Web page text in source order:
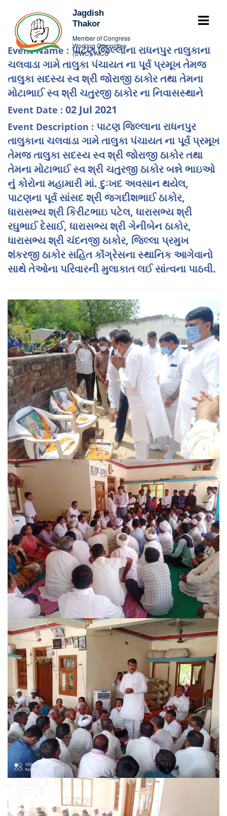
Jagdish
Thakor
Member of Congress
Working Committee
(CWC), AICC
Event Name : પાટણ જિલ્લાના રાધનપુર તાલુકાના
ચલવાડા ગામે તાલુકા પંચાયત ના પૂર્વ પ્રમૂખ તેમજ
તાલુકા સદસ્ય સ્વ શ્રી જોરાજી ઠાકોર તથા તેમના
મોટાભાઈ સ્વ શ્રી ચતુરજી ઠાકોર ના નિવાસસ્થાને
Event Date : 02 Jul 2021
Event Description : પાટણ જિલ્લાના રાધનપુર
તાલુકાના ચલવાડા ગામે તાલુકા પંચાયત ના પૂર્વ પ્રમૂખ
તેમજ તાલુકા સદસ્ય સ્વ શ્રી જોરાજી ઠાકોર તથા
તેમના મોટાભાઈ સ્વ શ્રી ચતુરજી ઠાકોર બન્ને ભાઇઓ
નું કોરોના મહામારી માં. દુઃખદ અવસાન થયેલ,
પાટણના પૂર્વ સાંસદ શ્રી જગદીશભાઈ ઠાકોર,
ધારાસભ્ય શ્રી કિરીટભાઇ પટેલ, ધારાસભ્ય શ્રી
રઘુભાઈ દેસાઈ, ધારાસભ્ય શ્રી ગેનીબેન ઠાકોર,
ધારાસભ્ય શ્રી ચંદનજી ઠાકોર, જિલ્લા પ્રમુખ
શંકરજી ઠાકોર સહિત કૉંગ્રેસના સ્થાનિક આગેવાનો
સાથે તેઓના પરિવારની મુલાકાત લઈ સાંત્વના પાઠવી.